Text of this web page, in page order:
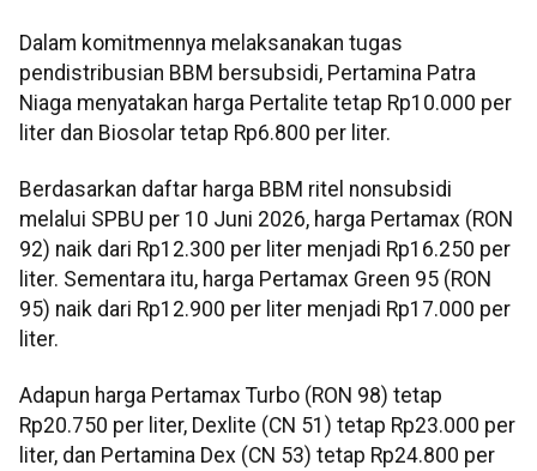
‎Dalam komitmennya melaksanakan tugas
pendistribusian BBM bersubsidi, Pertamina Patra
Niaga menyatakan harga Pertalite tetap Rp10.000 per
liter dan Biosolar tetap Rp6.800 per liter.
Berdasarkan daftar harga BBM ritel nonsubsidi
melalui SPBU per 10 Juni 2026, harga Pertamax (RON
92) naik dari Rp12.300 per liter menjadi Rp16.250 per
liter. Sementara itu, harga Pertamax Green 95 (RON
95) naik dari Rp12.900 per liter menjadi Rp17.000 per
liter.
‎Adapun harga Pertamax Turbo (RON 98) tetap
Rp20.750 per liter, Dexlite (CN 51) tetap Rp23.000 per
liter, dan Pertamina Dex (CN 53) tetap Rp24.800 per